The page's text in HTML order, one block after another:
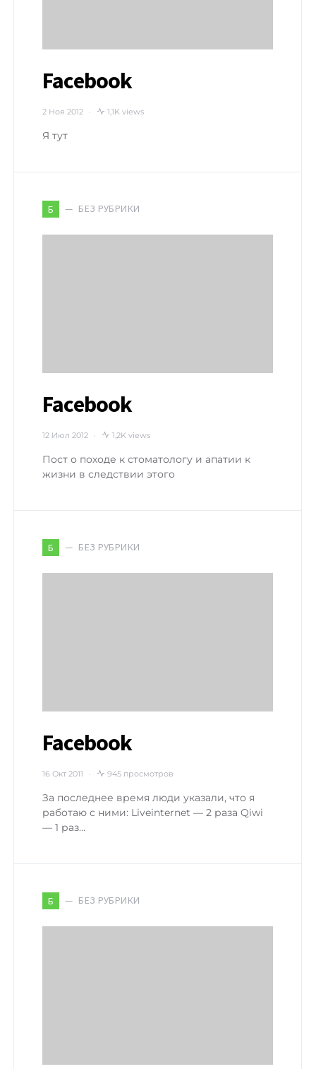
Facebook
2 Ноя 2012 1,1K views
Я тут
Б БЕЗ РУБРИКИ
Facebook
12 Июл 2012 1,2K views
Пост о походе к стоматологу и апатии к
жизни в следствии этого
Б БЕЗ РУБРИКИ
Facebook
16 Окт 2011 945 просмотров
За последнее время люди указали, что я
работаю с ними: Liveinternet — 2 раза Qiwi
— 1 раз…
Б БЕЗ РУБРИКИ